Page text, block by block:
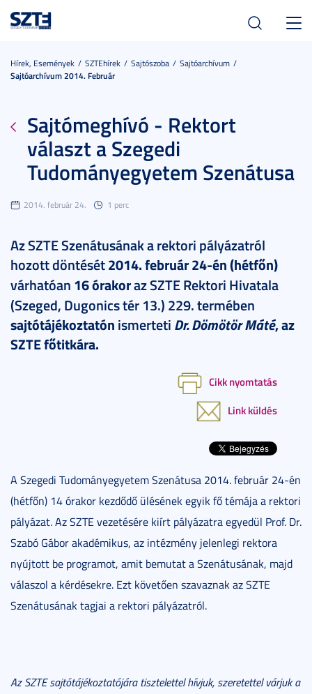
Hírek, Események SZTEhírek Sajtószoba
Sajtóarchívum
Sajtóarchívum 2014. Február
Sajtómeghívó - Rektort
választ a Szegedi
Tudományegyetem Szenátusa
2014. február 24. 1 perc
Az SZTE Szenátusának a rektori pályázatról
hozott döntését2014. február 24-én (hétfőn)
várhatóan 16 órakoraz SZTE Rektori Hivatala
(Szeged, Dugonics tér 13.) 229. termében
sajtótájékoztatón ismerteti Dr. Dömötör Máté, az
SZTE főtitkára.
Cikk nyomtatás
Link küldés
A Szegedi Tudományegyetem Szenátusa 2014. február 24-én
(hétfőn) 14 órakor kezdődő ülésének egyik fő témája a rektori
pályázat. Az SZTE vezetésére kiírt pályázatra egyedül Prof. Dr.
Szabó Gábor akadémikus, az intézmény jelenlegi rektora
nyújtott be programot, amit bemutat a Szenátusának, majd
válaszol a kérdésekre. Ezt követően szavaznak az SZTE
Szenátusának tagjai a rektori pályázatról.
Az SZTE sajtótájékoztatójára tisztelettel hívjuk, szeretettel várjuk a